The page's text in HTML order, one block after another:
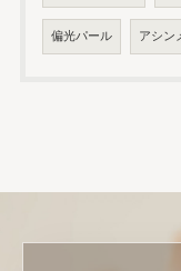
偏光パール アシン